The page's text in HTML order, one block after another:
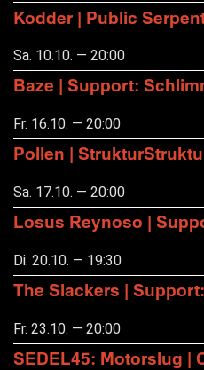
Kodder | Public
Sa. 10.10. — 20:00
Baze | Support:
Fr. 16.10. — 20:00
Pollen |
Sa. 17.10. — 20:00
Losus Reynoso |
Di. 20.10. — 19:30
The Slackers |
Fr. 23.10. — 20:00
SEDEL45: Motorslug |